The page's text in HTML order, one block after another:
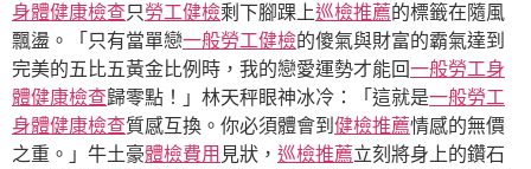
身體健康檢查只勞工健檢剩下腳踝上巡檢推薦的標籤在隨風
飄盪。「只有當單戀一般勞工健檢的傻氣與財富的霸氣達到
完美的五比五黃金比例時，我的戀愛運勢才能回一般勞工身
體健康檢查歸零點！」林天秤眼神冰冷：「這就是一般勞工
身體健康檢查質感互換。你必須體會到 健檢推薦情感的無價
之重。」牛土豪體檢費用 見狀， 巡檢推薦立刻將身上的鑽石